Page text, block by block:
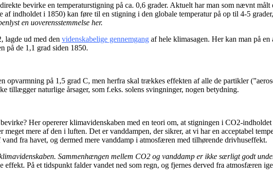
bevirke en temperaturstigning på ca. 0,6 grader. Aktuelt har man som nævnt målt
af indholdet i 1850) kan føre til en stigning i den globale temperatur på op til 4-5
en uoverensstemmelse her.
lagde ud med den videnskabelige gennemgang af hele klimasagen. Her kan man på
på de 1,1 grad siden 1850.
opvarmning på 1,5 grad C, men herfra skal trækkes effekten af alle de partikler
tillægger naturlige årsager, som f.eks. solens svingninger, nogen betydning.
Her opererer klimavidenskaben med en teori om, at stigningen i CO2-indholdet
meget mere af den i luften. Det er vanddampen, der sikrer, at vi har en acceptabel
fra havet, og dermed mere vanddamp i atmosfæren med tilhørende drivhuseffekt.
Sammenhængen mellem CO2 og vanddamp er ikke særligt godt
På et tidspunkt falder vandet ned som regn, og fjernes derved fra atmosfæren